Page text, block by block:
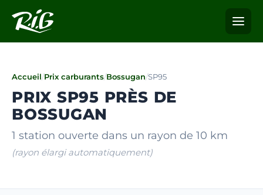
Accueil/Prix carburants/Bossugan/SP95
PRIX SP95 PRÈS DE
BOSSUGAN
1 station ouverte dans un rayon de 10 km
(rayon élargi automatiquement)